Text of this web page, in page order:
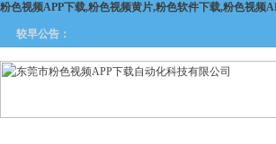
粉色视频APP下载,粉色视频黄片,粉色软件下载,粉色视频
较早公告：